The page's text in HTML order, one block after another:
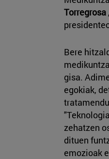
Torregrosa
Bere
gisa.
egokiak,
zehatzen
dituen
emozioak